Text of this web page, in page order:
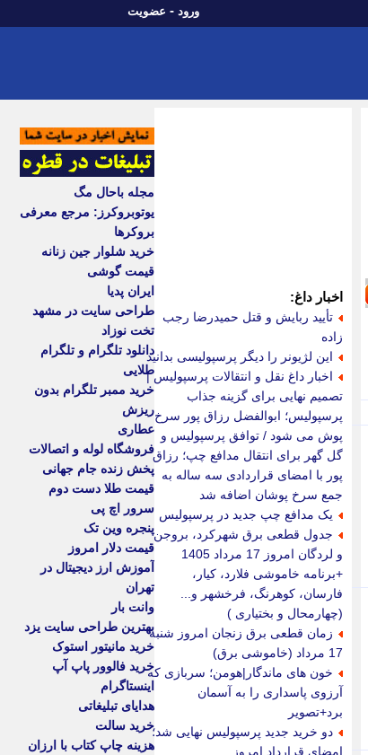
ورود - عضویت
اخبار داغ:
تأیید ربایش و قتل حمیدرضا رجب
زاده
این لژیونر را دیگر پرسپولیسی بدانید
اخبار داغ نقل و انتقالات پرسپولیس |
تصمیم نهایی برای گزینه جذاب
پرسپولیس؛ ابوالفضل رزاق پور سرخ
پوش می شود / توافق پرسپولیس و
گل گهر برای انتقال مدافع چپ؛ رزاق
پور با امضای قراردادی سه ساله به
جمع سرخ پوشان اضافه شد
یک مدافع چپ جدید در پرسپولیس
جدول قطعی برق شهرکرد، بروجن
و لردگان امروز 17 مرداد 1405
+برنامه خاموشی فلارد، کیار،
فارسان، کوهرنگ، فرخشهر و...
(چهارمحال و بختیاری )
زمان قطعی برق زنجان امروز شنبه
17 مرداد (خاموشی برق)
خون های ماندگار|هومن؛ سربازی که
آرزوی پاسداری را به آسمان
برد+تصویر
دو خرید جدید پرسپولیس نهایی شد؛
امضای قرارداد امروز
مجله باحال مگ
یوتوبروکرز: مرجع معرفی
بروکرها
خرید شلوار جین زنانه
قیمت گوشی
ایران پدیا
طراحی سایت در مشهد
تخت نوزاد
دانلود تلگرام و تلگرام
طلایی
خرید ممبر تلگرام بدون
ریزش
عطاری
فروشگاه لوله و اتصالات
پخش زنده جام جهانی
قیمت طلا دست دوم
سرور اچ پی
پنجره وین تک
قیمت دلار امروز
آموزش ارز دیجیتال در
تهران
وانت بار
بهترین طراحی سایت یزد
خرید مانیتور استوک
خرید فالوور پاپ آپ
اینستاگرام
هدایای تبلیغاتی
خرید سالت
هزینه چاپ کتاب با ارزان